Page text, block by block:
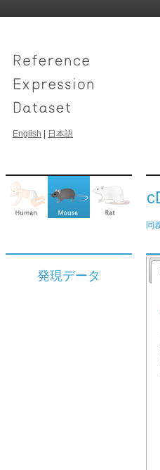
English 日本語
同
発現データ